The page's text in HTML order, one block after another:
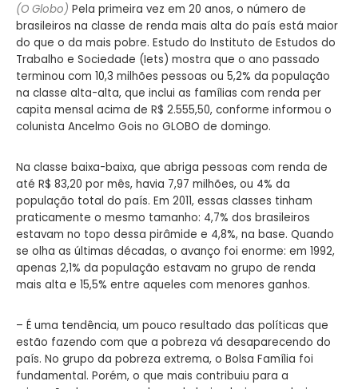
(O Globo) Pela primeira vez em 20 anos, o número de
brasileiros na classe de renda mais alta do país está maior
do que o da mais pobre. Estudo do Instituto de Estudos do
Trabalho e Sociedade (Iets) mostra que o ano passado
terminou com 10,3 milhões pessoas ou 5,2% da população
na classe alta-alta, que inclui as famílias com renda per
capita mensal acima de R$ 2.555,50, conforme informou o
colunista Ancelmo Gois no GLOBO de domingo.
Na classe baixa-baixa, que abriga pessoas com renda de
até R$ 83,20 por mês, havia 7,97 milhões, ou 4% da
população total do país. Em 2011, essas classes tinham
praticamente o mesmo tamanho: 4,7% dos brasileiros
estavam no topo dessa pirâmide e 4,8%, na base. Quando
se olha as últimas décadas, o avanço foi enorme: em 1992,
apenas 2,1% da população estavam no grupo de renda
mais alta e 15,5% entre aqueles com menores ganhos.
– É uma tendência, um pouco resultado das políticas que
estão fazendo com que a pobreza vá desaparecendo do
país. No grupo da pobreza extrema, o Bolsa Família foi
fundamental. Porém, o que mais contribuiu para a